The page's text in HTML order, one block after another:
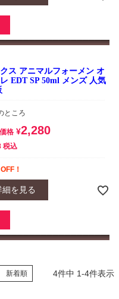
ス アニマルフォーメン オ
EDT SP 50ml メンズ 人気
ところ
格 ¥2,280
税込
！
細を見る
新着順 4件中 1-4件表示